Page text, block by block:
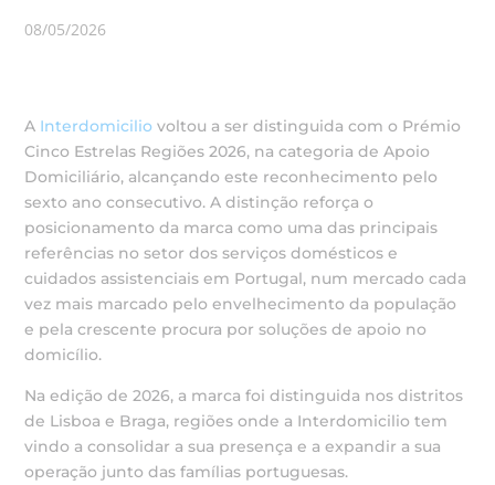
08/05/2026
A Interdomicilio voltou a ser distinguida com o Prémio
Cinco Estrelas Regiões 2026, na categoria de Apoio
Domiciliário, alcançando este reconhecimento pelo
sexto ano consecutivo. A distinção reforça o
posicionamento da marca como uma das principais
referências no setor dos serviços domésticos e
cuidados assistenciais em Portugal, num mercado cada
vez mais marcado pelo envelhecimento da população
e pela crescente procura por soluções de apoio no
domicílio.
Na edição de 2026, a marca foi distinguida nos distritos
de Lisboa e Braga, regiões onde a Interdomicilio tem
vindo a consolidar a sua presença e a expandir a sua
operação junto das famílias portuguesas.